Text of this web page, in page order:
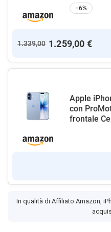
−6%
1.339,00 1.259,00 €
Apple
con
frontale
In qualità di Affiliato Amazon,